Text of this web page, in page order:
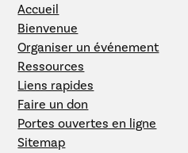
Accueil
Bienvenue
Organiser un événement
Ressources
Liens rapides
Faire un don
Portes ouvertes en ligne
Sitemap